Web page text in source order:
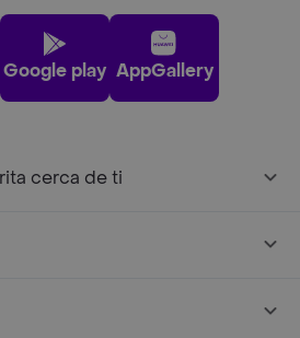
Google play AppGallery
cerca de ti